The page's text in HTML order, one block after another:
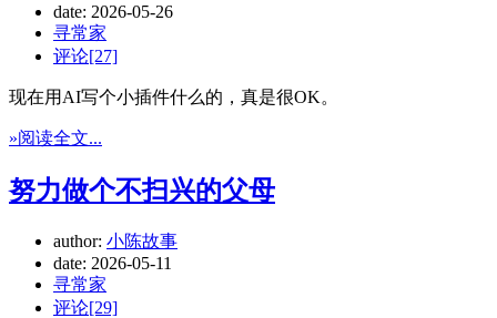
date: 2026-05-26
寻常家
评论[27]
现在用AI写个小插件什么的，真是很OK。
»阅读全文...
努力做个不扫兴的父母
author: 小陈故事
date: 2026-05-11
寻常家
评论[29]